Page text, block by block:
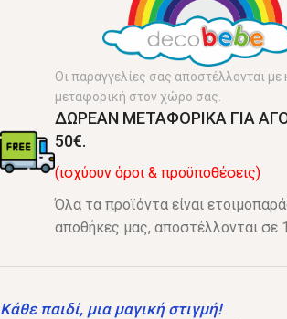
Οι παραγγελίες σας αποστέλλονται με
μεταφορική στον χώρο σας.
ΔΩΡΕΑΝ ΜΕΤΑΦΟΡΙΚΑ ΓΙΑ
50€.
(ισχύουν όροι & προϋποθέσεις)
Όλα τα προϊόντα είναι
αποθήκες μας, αποστέλλονται σε
Κάθε παιδί, μια μαγική στιγμή!